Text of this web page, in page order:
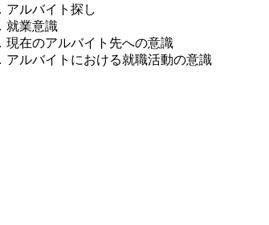
アルバイト探し
就業意識
現在のアルバイト先への意識
アルバイトにおける就職活動の意識